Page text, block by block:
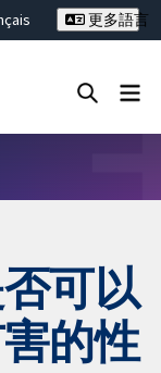
更多語言
可以
的性